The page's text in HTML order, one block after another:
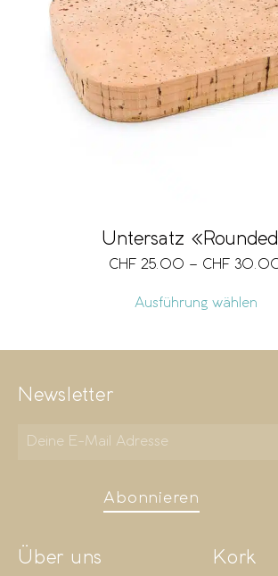
Marke
25 26 28
Untersatz
CHF 25.00 – CHF
Ausführung wählen
Newsletter
Abonnieren
Über uns Kork